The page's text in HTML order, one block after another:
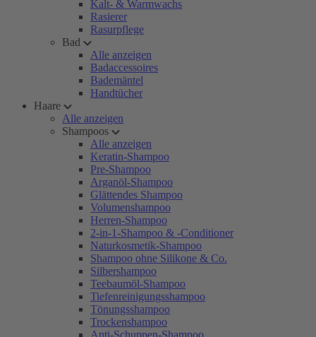
Kalt- & Warmwachs
Rasierer
Rasurpflege
Bad
Alle anzeigen
Badaccessoires
Bademäntel
Handtücher
Haare
Alle anzeigen
Shampoos
Alle anzeigen
Keratin-Shampoo
Pre-Shampoo
Arganöl-Shampoo
Glättendes Shampoo
Volumenshampoo
Herren-Shampoo
2-in-1-Shampoo & -Conditioner
Naturkosmetik-Shampoo
Shampoo ohne Silikone & Co.
Silbershampoo
Teebaumöl-Shampoo
Tiefenreinigungsshampoo
Tönungsshampoo
Trockenshampoo
Anti-Schuppen-Shampoo